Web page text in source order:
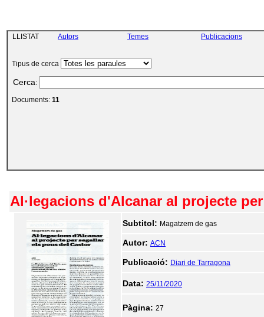
LLISTAT Autors Temes Publicacions
Tipus de cerca
Cerca:
Documents: 11
Al·legacions d'Alcanar al projecte
Subtitol: Magatzem de gas
Autor: ACN
Publicació: Diari de Tarragona
Data: 25/11/2020
Pàgina: 27